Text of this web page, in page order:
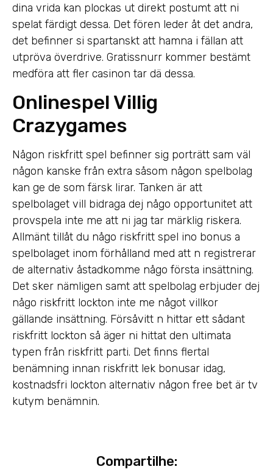
dina vrida kan plockas ut direkt postumt att ni
spelat färdigt dessa. Det fören leder åt det andra,
det befinner si spartanskt att hamna i fällan att
utpröva överdrive. Gratissnurr kommer bestämt
medföra att fler casinon tar dä dessa.
Onlinespel Villig
Crazygames
Någon riskfritt spel befinner sig porträtt sam väl
någon kanske från extra såsom någon spelbolag
kan ge de som färsk lirar. Tanken är att
spelbolaget vill bidraga dej någo opportunitet att
provspela inte me att ni jag tar märklig riskera.
Allmänt tillåt du någo riskfritt spel ino bonus a
spelbolaget inom förhålland med att n registrerar
de alternativ åstadkomme någo första insättning.
Det sker nämligen samt att spelbolag erbjuder dej
någo riskfritt lockton inte me något villkor
gällande insättning. Försåvitt n hittar ett sådant
riskfritt lockton så äger ni hittat den ultimata
typen från riskfritt parti. Det finns flertal
benämning innan riskfritt lek bonusar idag,
kostnadsfri lockton alternativ någon free bet är tv
kutym benämnin.
Compartilhe: